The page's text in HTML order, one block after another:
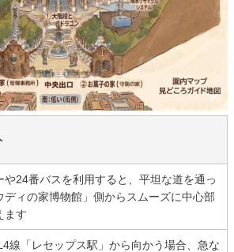
や24番バスを利用すると、平坦な道を通っ
ディの家博物館」側からスムーズに中心部
ます
線「レセップス駅」から向かう場合、急な